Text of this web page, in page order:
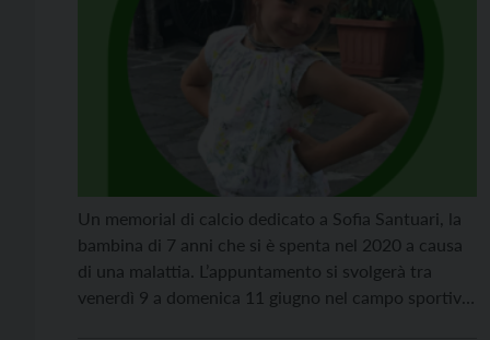
Un memorial di calcio dedicato a Sofia Santuari, la
bambina di 7 anni che si è spenta nel 2020 a causa
di una malattia. L’appuntamento si svolgerà tra
venerdì 9 a domenica 11 giugno nel campo sportivo